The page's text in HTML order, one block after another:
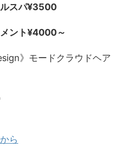
スパ¥3500
ント¥4000～
》モードクラウドヘア
ら